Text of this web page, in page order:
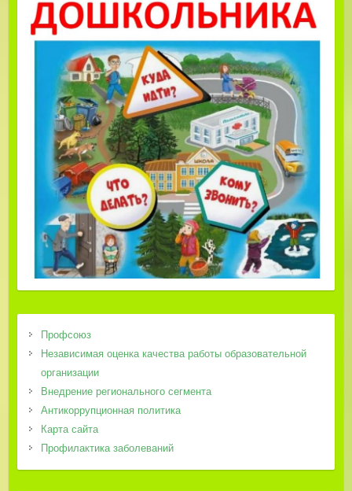
Профсоюз
Независимая оценка качества работы образовательной
организации
Внедрение регионального сегмента
Антикоррупционная политика
Карта сайта
Профилактика заболеваний